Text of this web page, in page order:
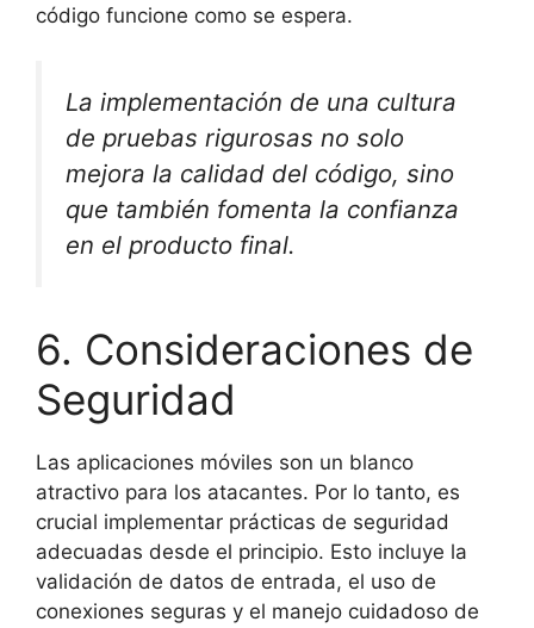
código funcione como se espera.
La implementación de una cultura
de pruebas rigurosas no solo
mejora la calidad del código, sino
que también fomenta la confianza
en el producto final.
6. Consideraciones de
Seguridad
Las aplicaciones móviles son un blanco
atractivo para los atacantes. Por lo tanto, es
crucial implementar prácticas de seguridad
adecuadas desde el principio. Esto incluye la
validación de datos de entrada, el uso de
conexiones seguras y el manejo cuidadoso de